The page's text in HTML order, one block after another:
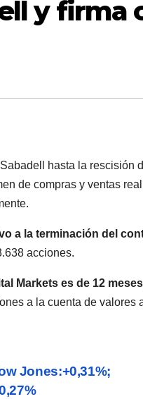
y firma
hasta la rescisión
de compras y ventas
a la terminación del
acciones.
Markets es de 12 meses
a la cuenta de valores
Jones:+0,31%;